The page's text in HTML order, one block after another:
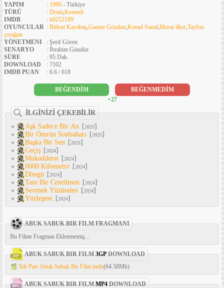
YAPIM : 1990 - Türkiye
TÜRÜ
: Dram Komedi
IMDB
: tt0252189
OYUNCULAR : Bülent Kayabaş Gamze Gözalan Kemal Sunal Murat ilker Tayfun
çorağan
YÖNETMENI
: Şerif Gören
SENARYO
: İbrahim Gündüz
SÜRE
: 95 Dak.
DOWNLOAD
: 7102
IMDB PUAN
: 6.6 / 618
BEĞENDİM
BEĞENMEDİM
+27
İLGİNİZİ ÇEKEBİLİR
»
Aşk Sadece Bir An [2025]
»
Bir Ömrün Sonbaharı [2025]
»
Başka Bir Sen [2025]
»
Geçiş [2024]
»
Mukadderat [2024]
»
0000 Kilometre [2024]
»
Döngü [2024]
»
Tam Bir Centilmen [2024]
»
Sevmek Yüzünden [2024]
»
Yüzleşme [2024]
ABUK SABUK BIR FILM FRAGMANI
Bu Filme Fragman Eklenmemiş...
ABUK SABUK BIR FILM 3GP DOWNLOAD
Tek Part Abuk Sabuk Bir Film indir(64.58Mb)
ABUK SABUK BIR FILM MP4 DOWNLOAD